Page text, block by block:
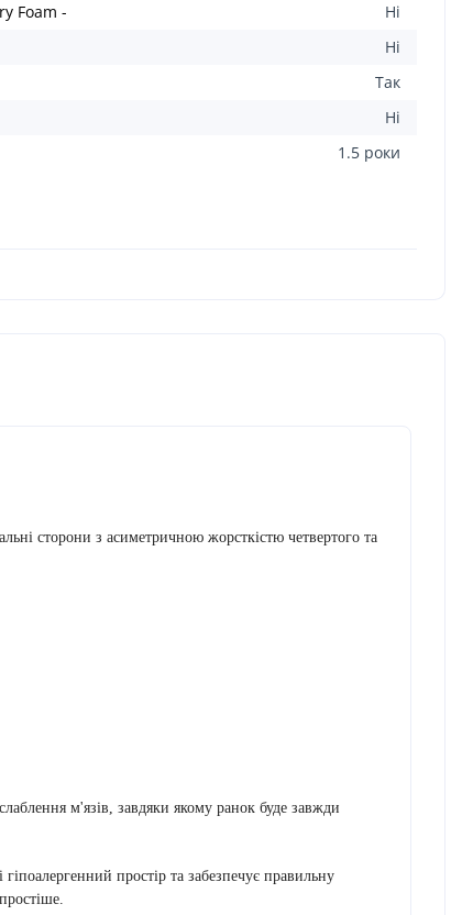
Foam -
Ні
Ні
Так
Ні
1.5 роки
сторони з асиметричною жорсткістю четвертого та
м'язів, завдяки якому ранок буде завжди
простір та забезпечує правильну